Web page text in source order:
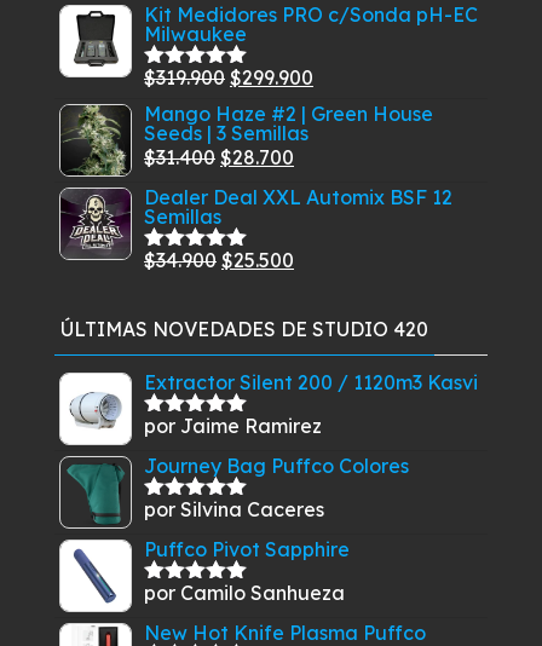
hasta
5
precio
original
era:
precio
Kit Medidores PRO c/Sonda pH-EC
Milwaukee
Valorado
5
$319.900 El
precio
original
era:
$319.900.
$299.900
precio
$299.900.
Mango Haze #2 | Green House
Seeds | 3 Semillas
$31.400 El
precio
original
era:
$31.400.
$28.700
precio
$28.700.
Dealer Deal XXL Automix BSF 12
Semillas
Valorado
$34.900 El
original
era:
$34.900.
$25.500
actual
es:
$25.500.
ÚLTIMAS NOVEDADES DE STUDIO 420
Extractor Silent 200 / 1120m3 Kasvi
Valorado
por Jaime Ramirez
Journey Bag Puffco Colores
Valorado
por Silvina Caceres
Puffco Pivot Sapphire
Valorado
por Camilo Sanhueza
New Hot Knife Plasma Puffco